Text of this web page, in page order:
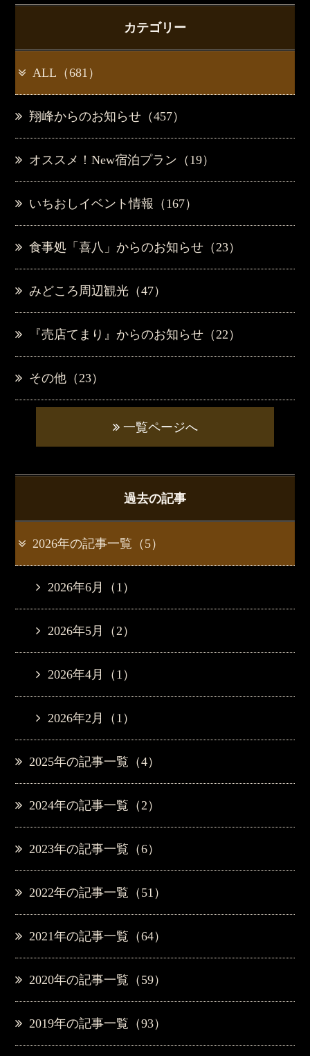
カテゴリー
ALL（681）
翔峰からのお知らせ（457）
オススメ！New宿泊プラン（19）
いちおしイベント情報（167）
食事処「喜八」からのお知らせ（23）
みどころ周辺観光（47）
『売店てまり』からのお知らせ（22）
その他（23）
一覧ページへ
過去の記事
2026年の記事一覧（5）
2026年6月（1）
2026年5月（2）
2026年4月（1）
2026年2月（1）
2025年の記事一覧（4）
2024年の記事一覧（2）
2023年の記事一覧（6）
2022年の記事一覧（51）
2021年の記事一覧（64）
2020年の記事一覧（59）
2019年の記事一覧（93）